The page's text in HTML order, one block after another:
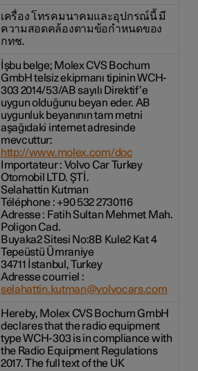
เครื่อง โทรคมนาคมและอุปกรณ์นี้ มี
ความสอดคล้องตามข้อกำหนดของ
กทช.
İşbu belge; Molex CVS Bochum
GmbH telsiz ekipmanı tipinin WCH-
303 2014/53/AB sayılı Direktif’e
uygun olduğunu beyan eder. AB
uygunluk beyanının tam metni
aşağıdaki internet adresinde
mevcuttur:
http://www.molex.com/doc
Importateur : Volvo Car Turkey
Otomobil LTD. ŞTİ.
Selahattin Kutman
Téléphone : +90 532 2730116
Adresse : Fatih Sultan Mehmet Mah.
Poligon Cad.
Buyaka2 Sitesi No:8B Kule2 Kat 4
Tepeüstü Ümraniye
34711 İstanbul, Turkey
Adresse courriel :
selahattin.kutman@volvocars.com
Hereby, Molex CVS Bochum GmbH
declares that the radio equipment
type WCH-303 is in compliance with
the Radio Equipment Regulations
2017. The full text of the UK